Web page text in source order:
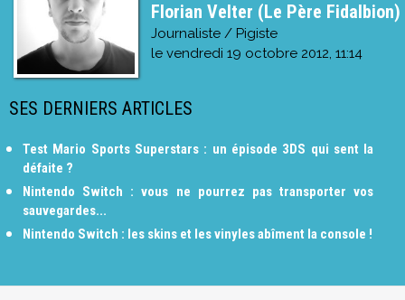
Florian Velter (Le Père Fidalbion)
Journaliste / Pigiste
le vendredi 19 octobre 2012, 11:14
SES DERNIERS ARTICLES
Test Mario Sports Superstars : un épisode 3DS qui sent la
défaite ?
Nintendo Switch : vous ne pourrez pas transporter vos
sauvegardes...
Nintendo Switch : les skins et les vinyles abîment la console !